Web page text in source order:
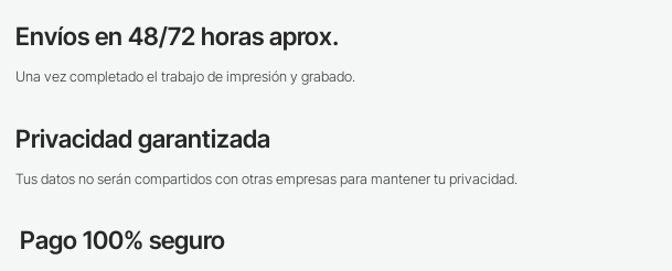
Envíos en 48/72 horas aprox.
Una vez completado el trabajo de impresión y grabado.
Privacidad garantizada
Tus datos no serán compartidos con otras empresas para mantener tu privacidad.
Pago 100% seguro